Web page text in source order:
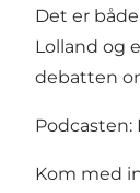
Det er
Lolland og
debatten
Kom med